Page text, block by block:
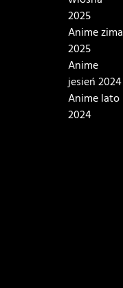
2025
Anime zima
2025
Anime
jesień 2024
Anime lato
2024